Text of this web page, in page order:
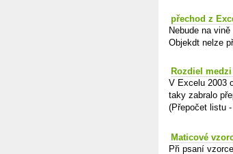
přechod z
Nebude na
Objekdt nelze
Rozdiel
V Excelu 2003
taky zabralo
(Přepočet listu
Maticové
Při psaní